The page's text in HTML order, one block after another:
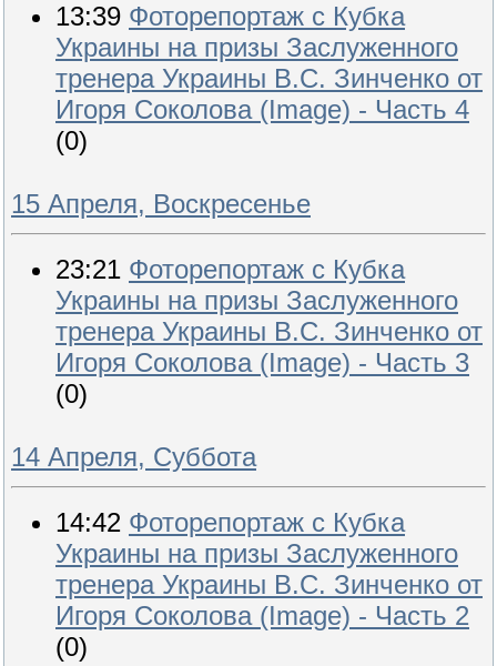
13:39 Фоторепортаж с Кубка
Украины на призы Заслуженного
тренера Украины В.С. Зинченко от
Игоря Соколова (Image) - Часть 4
(0)
15 Апреля, Воскресенье
23:21 Фоторепортаж с Кубка
Украины на призы Заслуженного
тренера Украины В.С. Зинченко от
Игоря Соколова (Image) - Часть 3
(0)
14 Апреля, Суббота
14:42 Фоторепортаж с Кубка
Украины на призы Заслуженного
тренера Украины В.С. Зинченко от
Игоря Соколова (Image) - Часть 2
(0)